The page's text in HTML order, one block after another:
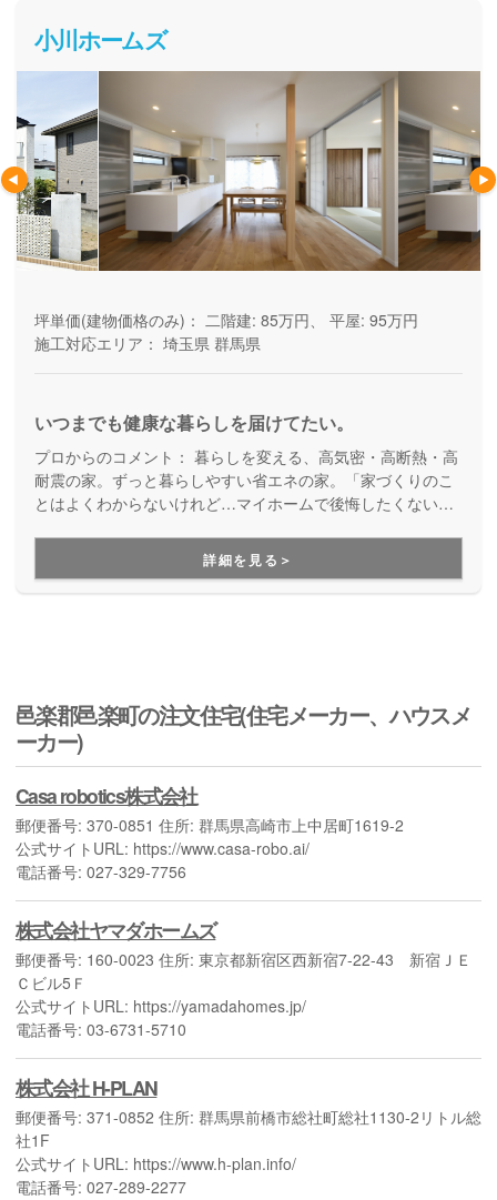
小川ホームズ
坪単価(建物価格のみ)： 二階建: 85万円、 平屋: 95万円
施工対応エリア： 埼玉県 群馬県
いつまでも健康な暮らしを届けてたい。
プロからのコメント： 暮らしを変える、高気密・高断熱・高
耐震の家。ずっと暮らしやすい省エネの家。「家づくりのこ
とはよくわからないけれど…マイホームで後悔したくない」
い住宅ブランドです。地域密着で親身な対応にもご安心いた
詳細を見る＞
邑楽郡邑楽町の注文住宅(住宅メーカー、ハウスメ
ーカー)
Casa robotics株式会社
郵便番号: 370-0851 住所: 群馬県高崎市上中居町1619-2
公式サイトURL: https://www.casa-robo.ai/
電話番号: 027-329-7756
株式会社ヤマダホームズ
郵便番号: 160-0023 住所: 東京都新宿区西新宿7-22-43 新宿ＪＥ
Ｃビル5Ｆ
公式サイトURL: https://yamadahomes.jp/
電話番号: 03-6731-5710
株式会社 H-PLAN
郵便番号: 371-0852 住所: 群馬県前橋市総社町総社1130-2リトル総
社1F
公式サイトURL: https://www.h-plan.info/
電話番号: 027-289-2277